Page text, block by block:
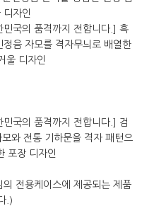
전용케이스에 제공되는 제품
.)